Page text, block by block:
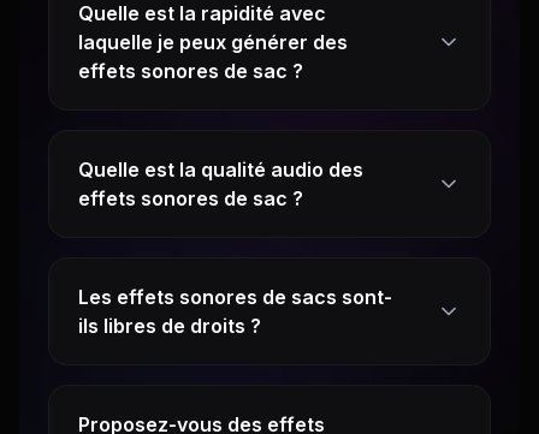
Quelle est la rapidité avec
laquelle je peux générer des
effets sonores de sac ?
Quelle est la qualité audio des
effets sonores de sac ?
Les effets sonores de sacs sont-
ils libres de droits ?
Proposez-vous des effets